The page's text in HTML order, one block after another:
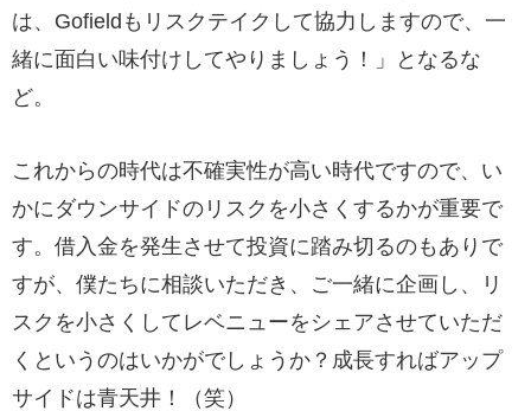
は、Gofieldもリスクテイクして協力しますので、一
緒に面白い味付けしてやりましょう！」となるな
ど。
これからの時代は不確実性が高い時代ですので、い
かにダウンサイドのリスクを小さくするかが重要で
す。借入金を発生させて投資に踏み切るのもありで
すが、僕たちに相談いただき、ご一緒に企画し、リ
スクを小さくしてレベニューをシェアさせていただ
くというのはいかがでしょうか？成長すればアップ
サイドは青天井！（笑）